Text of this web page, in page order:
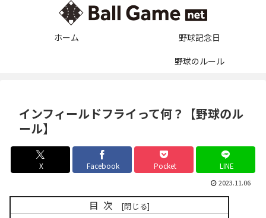
ホーム
野球記念日
野球のルール
インフィールドフライって何？【野球のル
ール】
X Facebook Pocket LINE
2023.11.06
目次